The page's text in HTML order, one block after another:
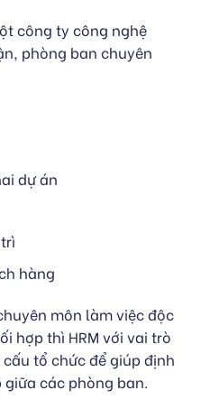
công ty công nghệ
phòng ban chuyên
dự án
hàng
môn làm việc độc
hợp thì HRM với vai trò
tổ chức để giúp định
các phòng ban.